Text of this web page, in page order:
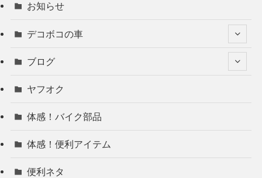
お知らせ
デコボコの車
ブログ
ヤフオク
体感！バイク部品
体感！便利アイテム
便利ネタ